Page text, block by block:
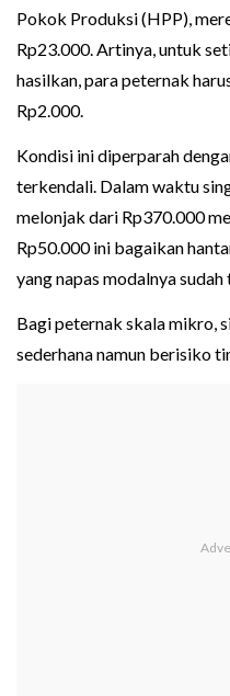
Pokok Produksi (HPP),
Rp23.000. Artinya, untuk
hasilkan, para peternak
Rp2.000.
Kondisi ini diperparah
terkendali. Dalam waktu
melonjak dari Rp370.000
Rp50.000 ini bagaikan
yang napas modalnya
Bagi peternak skala mikro,
sederhana namun berisiko